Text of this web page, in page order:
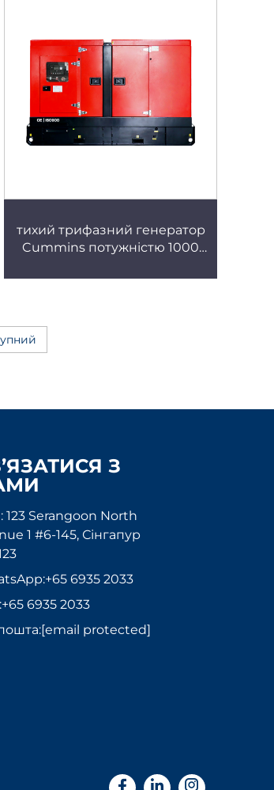
тихий трифазний генератор
Cummins потужністю 1000
(бензин і дизельне паливо)
З
123 Serangoon North
1 #6-145, Сінгапур
+65 6935 2033
+65 6935 2033
[email protected]